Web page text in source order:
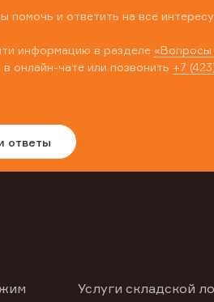
помочь и ответить на все
информацию в разделе «Вопросы
онлайн-чате или позвонить +7
ответы
Услуги складской